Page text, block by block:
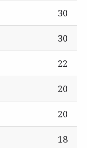
30
30
22
20
20
18